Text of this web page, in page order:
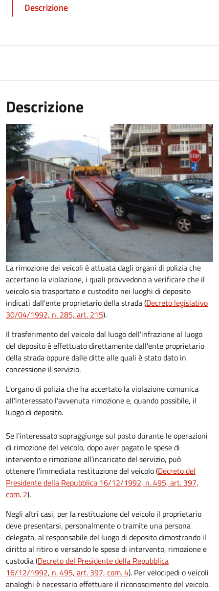
Descrizione
Descrizione
La rimozione dei veicoli è attuata dagli organi di polizia che
accertano la violazione, i quali provvedono a verificare che il
veicolo sia trasportato e custodito nei luoghi di deposito
indicati dall'ente proprietario della strada (Decreto legislativo
30/04/1992, n. 285, art. 215).
Il trasferimento del veicolo dal luogo dell'infrazione al luogo
del deposito è effettuato direttamente dall'ente proprietario
della strada oppure dalle ditte alle quali è stato dato in
concessione il servizio.
L'organo di polizia che ha accertato la violazione comunica
all'interessato l'avvenuta rimozione e, quando possibile, il
luogo di deposito.
Se l'interessato sopraggiunge sul posto durante le operazioni
di rimozione del veicolo, dopo aver pagato le spese di
intervento e rimozione all'incaricato del servizio, può
ottenere l'immediata restituzione del veicolo (Decreto del
Presidente della Repubblica 16/12/1992, n. 495, art. 397,
com. 2).
Negli altri casi, per la restituzione del veicolo il proprietario
deve presentarsi, personalmente o tramite una persona
delegata, al responsabile del luogo di deposito dimostrando il
diritto al ritiro e versando le spese di intervento, rimozione e
custodia (Decreto del Presidente della Repubblica
16/12/1992, n. 495, art. 397, com. 4). Per velocipedi o veicoli
analoghi è necessario effettuare il riconoscimento del veicolo.